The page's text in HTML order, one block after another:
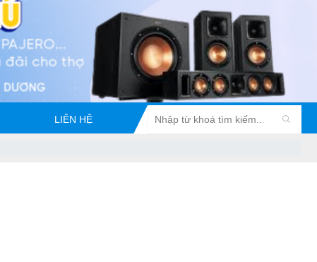
LIÊN HỆ